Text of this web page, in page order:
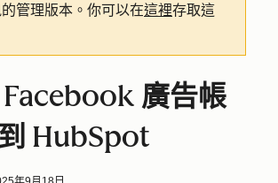
管理版本。你可以在這裡存取這
廣告帳
HubSpot